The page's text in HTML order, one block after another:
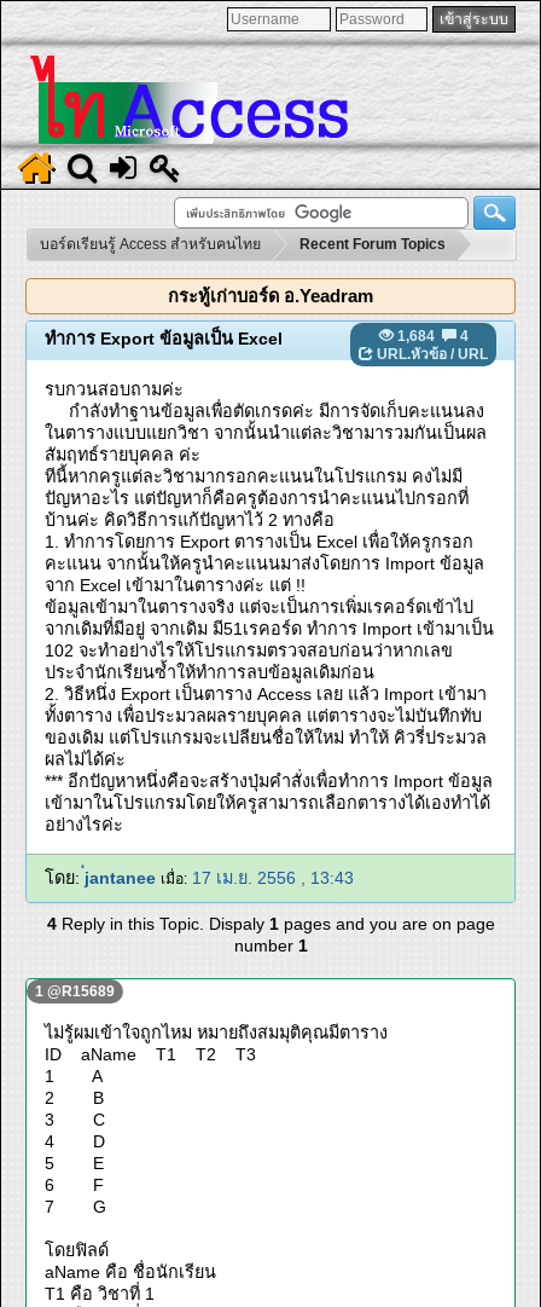
บอร์ดเรียนรู้ Access สำหรับคนไทย Recent Forum Topics
กระทู้เก่าบอร์ด อ.Yeadram
1,684
4
URL.หัวข้อ / URL
ทำการ Export ข้อมูลเป็น Excel
รบกวนสอบถามค่ะ
กำลังทำฐานข้อมูลเพื่อตัดเกรดค่ะ มีการจัดเก็บคะแนนลง
ในตารางแบบแยกวิชา จากนั้นนำแต่ละวิชามารวมกันเป็นผล
สัมฤทธ์รายบุคคล ค่ะ
ทีนี้หากครูแต่ละวิชามากรอกคะแนนในโปรแกรม คงไม่มี
ปัญหาอะไร แต่ปัญหาก็คือครูต้องการนำคะแนนไปกรอกที่
บ้านค่ะ คิดวิธีการแก้ปัญหาไว้ 2 ทางคือ
1. ทำการโดยการ Export ตารางเป็น Excel เพื่อให้ครูกรอก
คะแนน จากนั้นให้ครูนำคะแนนมาส่งโดยการ Import ข้อมูล
จาก Excel เข้ามาในตารางค่ะ แต่ !!
ข้อมูลเข้ามาในตารางจริง แต่จะเป็นการเพิ่มเรคอร์ดเข้าไป
จากเดิมที่มีอยู่ จากเดิม มี51เรคอร์ด ทำการ Import เข้ามาเป็น
102 จะทำอย่างไรให้โปรแกรมตรวจสอบก่อนว่าหากเลข
ประจำนักเรียนซ้ำให้ทำการลบข้อมูลเดิมก่อน
2. วิธีหนึ่ง Export เป็นตาราง Access เลย แล้ว Import เข้ามา
ทั้งตาราง เพื่อประมวลผลรายบุคคล แต่ตารางจะไม่บันทึกทับ
ของเดิม แต่โปรแกรมจะเปลียนชื่อให้ใหม่ ทำให้ คิวรี่ประมวล
ผลไม่ได้ค่ะ
*** อีกปัญหาหนึ่งคือจะสร้างปุ่มคำสั่งเพื่อทำการ Import ข้อมูล
เข้ามาในโปรแกรมโดยให้ครูสามารถเลือกตารางได้เองทำได้
อย่างไรค่ะ
โดย: ่jantanee เมื่อ: 17 เม.ย. 2556 , 13:43
4Reply in this Topic. Dispaly 1 pages and you are on page
number 1
1 @R15689
ไม่รู้ผมเข้าใจถูกไหม หมายถึงสมมุติคุณมีตาราง
ID aName T1 T2 T3
1 A
2 B
3 C
4 D
5 E
6 F
7 G
โดยฟิลด์
aName คือ ชื่อนักเรียน
T1 คือ วิชาที่ 1